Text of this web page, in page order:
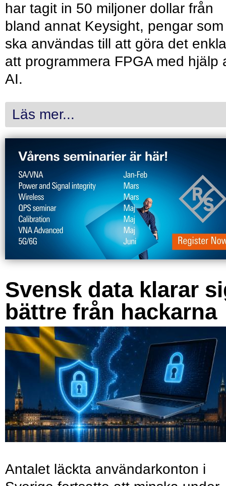
har tagit in 50 miljoner dollar från
bland annat Keysight, pengar som
ska användas till att göra det
att programmera FPGA med hjälp
AI.
Läs mer...
Svensk data klarar
bättre från hackarna
Antalet läckta användarkonton i